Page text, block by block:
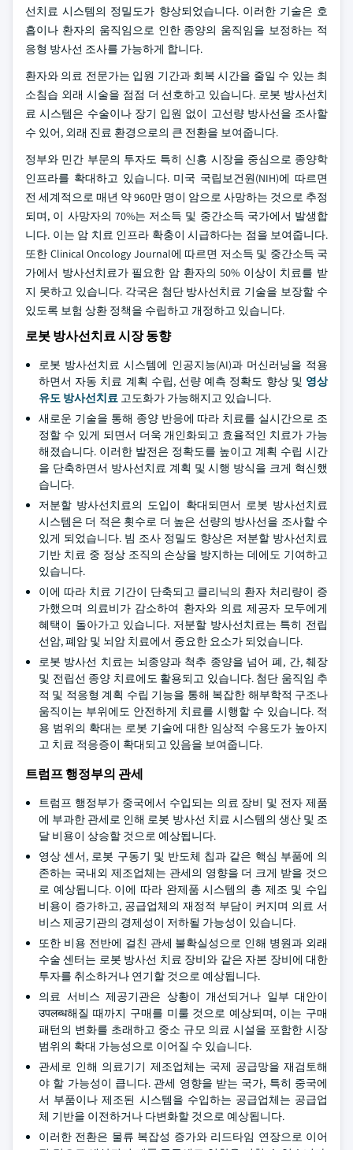
선치료 시스템의 정밀도가 향상되었습니다. 이러한 기술은 호
흡이나 환자의 움직임으로 인한 종양의 움직임을 보정하는 적
응형 방사선 조사를 가능하게 합니다.
환자와 의료 전문가는 입원 기간과 회복 시간을 줄일 수 있는 최
소침습 외래 시술을 점점 더 선호하고 있습니다. 로봇 방사선치
료 시스템은 수술이나 장기 입원 없이 고선량 방사선을 조사할
수 있어, 외래 진료 환경으로의 큰 전환을 보여줍니다.
정부와 민간 부문의 투자도 특히 신흥 시장을 중심으로 종양학
인프라를 확대하고 있습니다. 미국 국립보건원(NIH)에 따르면
전 세계적으로 매년 약 960만 명이 암으로 사망하는 것으로 추정
되며, 이 사망자의 70%는 저소득 및 중간소득 국가에서 발생합
니다. 이는 암 치료 인프라 확충이 시급하다는 점을 보여줍니다.
또한 Clinical Oncology Journal에 따르면 저소득 및 중간소득 국
가에서 방사선치료가 필요한 암 환자의 50% 이상이 치료를 받
지 못하고 있습니다. 각국은 첨단 방사선치료 기술을 보장할 수
있도록 보험 상환 정책을 수립하고 개정하고 있습니다.
로봇 방사선치료 시장 동향
로봇 방사선치료 시스템에 인공지능(AI)과 머신러닝을 적용
하면서 자동 치료 계획 수립, 선량 예측 정확도 향상 및 영상
유도 방사선치료 고도화가 가능해지고 있습니다.
새로운 기술을 통해 종양 반응에 따라 치료를 실시간으로 조
정할 수 있게 되면서 더욱 개인화되고 효율적인 치료가 가능
해졌습니다. 이러한 발전은 정확도를 높이고 계획 수립 시간
을 단축하면서 방사선치료 계획 및 시행 방식을 크게 혁신했
습니다.
저분할 방사선치료의 도입이 확대되면서 로봇 방사선치료
시스템은 더 적은 횟수로 더 높은 선량의 방사선을 조사할 수
있게 되었습니다. 빔 조사 정밀도 향상은 저분할 방사선치료
기반 치료 중 정상 조직의 손상을 방지하는 데에도 기여하고
있습니다.
이에 따라 치료 기간이 단축되고 클리닉의 환자 처리량이 증
가했으며 의료비가 감소하여 환자와 의료 제공자 모두에게
혜택이 돌아가고 있습니다. 저분할 방사선치료는 특히 전립
선암, 폐암 및 뇌암 치료에서 중요한 요소가 되었습니다.
로봇 방사선 치료는 뇌종양과 척추 종양을 넘어 폐, 간, 췌장
및 전립선 종양 치료에도 활용되고 있습니다. 첨단 움직임 추
적 및 적응형 계획 수립 기능을 통해 복잡한 해부학적 구조나
움직이는 부위에도 안전하게 치료를 시행할 수 있습니다. 적
용 범위의 확대는 로봇 기술에 대한 임상적 수용도가 높아지
고 치료 적응증이 확대되고 있음을 보여줍니다.
트럼프 행정부의 관세
트럼프 행정부가 중국에서 수입되는 의료 장비 및 전자 제품
에 부과한 관세로 인해 로봇 방사선 치료 시스템의 생산 및 조
달 비용이 상승할 것으로 예상됩니다.
영상 센서, 로봇 구동기 및 반도체 칩과 같은 핵심 부품에 의
존하는 국내외 제조업체는 관세의 영향을 더 크게 받을 것으
로 예상됩니다. 이에 따라 완제품 시스템의 총 제조 및 수입
비용이 증가하고, 공급업체의 재정적 부담이 커지며 의료 서
비스 제공기관의 경제성이 저하될 가능성이 있습니다.
또한 비용 전반에 걸친 관세 불확실성으로 인해 병원과 외래
수술 센터는 로봇 방사선 치료 장비와 같은 자본 장비에 대한
투자를 취소하거나 연기할 것으로 예상됩니다.
의료 서비스 제공기관은 상황이 개선되거나 일부 대안이
उपलब्ध해질 때까지 구매를 미룰 것으로 예상되며, 이는 구매
패턴의 변화를 초래하고 중소 규모 의료 시설을 포함한 시장
범위의 확대 가능성으로 이어질 수 있습니다.
관세로 인해 의료기기 제조업체는 국제 공급망을 재검토해
야 할 가능성이 큽니다. 관세 영향을 받는 국가, 특히 중국에
서 부품이나 제조된 시스템을 수입하는 공급업체는 공급업
체 기반을 이전하거나 다변화할 것으로 예상됩니다.
이러한 전환은 물류 복잡성 증가와 리드타임 연장으로 이어